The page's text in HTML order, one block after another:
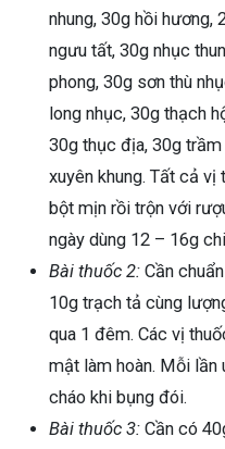
nhung, 30g hồi hương,
ngưu tất, 30g nhục
phong, 30g sơn thù
long nhục, 30g thạch
30g thục địa, 30g
xuyên khung. Tất cả vị
bột mịn rồi trộn với
ngày dùng 12 – 16g
Bài thuốc 2: Cần
10g trạch tả cùng
qua 1 đêm. Các vị
mật làm hoàn. Mỗi lần
cháo khi bụng đói.
Bài thuốc 3: Cần có